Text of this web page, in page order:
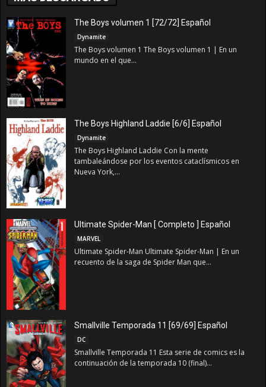
The Boys volumen 1 [72/72] Español
Dynamite
The Boys volumen 1 The Boys volumen 1 | En un
mundo en el que...
The Boys Highland Laddie [6/6] Español
Dynamite
The Boys Highland Laddie Con la mente
tambaleándose por los eventos cataclísmicos en
Nueva York,...
Ultimate Spider-Man [ Completo ] Español
MARVEL
Ultimate Spider-Man Ultimate Spider-Man | En un
recuento de la saga de Spider Man que...
Smallville Temporada 11 [69/69] Español
DC
Smallville Temporada 11 Esta serie de comics es la
continuación de la temporada 10 (final)...